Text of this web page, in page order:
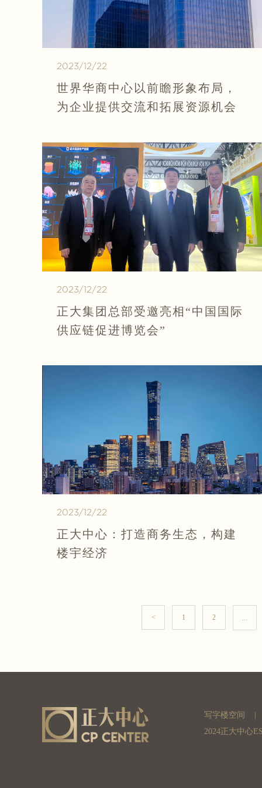
2023/12/22
世界华商中心以前瞻形象布局，
为企业提供交流和拓展资源机会
2023/12/22
正大集团总部受邀亮相“中国国际
供应链促进博览会”
2023/12/22
正大中心：打造商务生态，构建
楼宇经济
< 1 2 ...
写字楼空间
2024正大中心